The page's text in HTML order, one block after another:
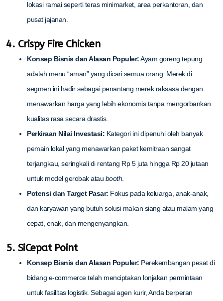
lokasi ramai seperti teras minimarket, area perkantoran, dan
pusat jajanan.
4. Crispy Fire Chicken
Konsep Bisnis dan Alasan Populer:Ayam goreng tepung
adalah menu “aman” yang dicari semua orang. Merek di
segmen ini hadir sebagai penantang merek raksasa dengan
menawarkan harga yang lebih ekonomis tanpa mengorbankan
kualitas rasa secara drastis.
Perkiraan Nilai Investasi: Kategori ini dipenuhi oleh banyak
pemain lokal yang menawarkan paket kemitraan sangat
terjangkau, seringkali di rentang Rp 5 juta hingga Rp 20 jutaan
untuk model gerobak atau booth.
Potensi dan Target Pasar: Fokus pada keluarga, anak-anak,
dan karyawan yang butuh solusi makan siang atau malam yang
cepat, enak, dan mengenyangkan.
5. SiCepat Point
Konsep Bisnis dan Alasan Populer: Perekembangan pesat di
bidang e-commerce telah menciptakan lonjakan permintaan
untuk fasilitas logistik. Sebagai agen kurir, Anda berperan